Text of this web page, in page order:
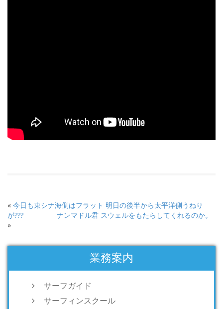
« 今日も東シナ海側はフラット 明日の後半から太平洋側うねり
が???
ナンマドル君 スウェルをもたらしてくれるのか。
»
業務案内
サーフガイド
サーフィンスクール